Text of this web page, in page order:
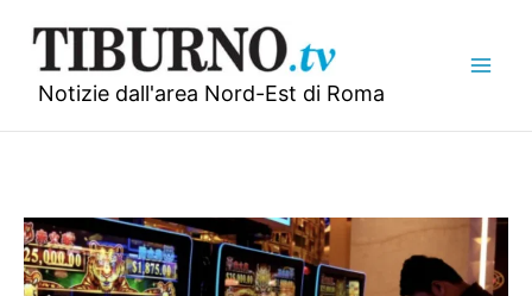
contenuto
Notizie dall'area Nord-Est di Roma